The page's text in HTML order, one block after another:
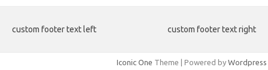
custom footer text left custom footer text right
Iconic One Theme | Powered by Wordpress